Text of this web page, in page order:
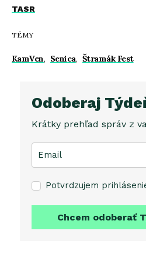
TASR
TÉMY
KamVen, Senica, Štramák Fest
Odoberaj
Krátky prehľad správ z
Potvrdzujem
Chcem odoberať